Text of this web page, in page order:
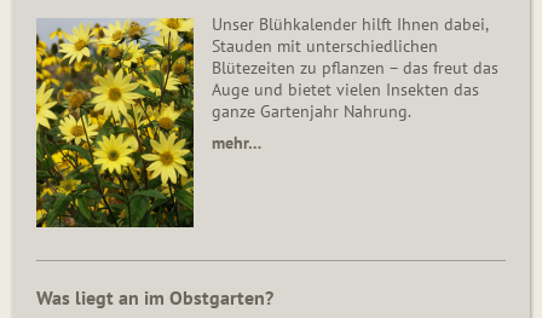
Unser Blühkalender hilft Ihnen dabei,
Stauden mit unterschiedlichen
Blütezeiten zu pflanzen – das freut das
Auge und bietet vielen Insekten das
ganze Gartenjahr Nahrung.
mehr…
Was liegt an im Obstgarten?